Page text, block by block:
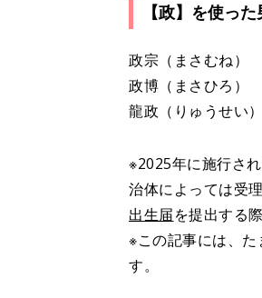
【政】を使っ
政宗（まさむね）
政博（まさひろ）
龍政（りゅうせい）
※2025年に施行さ
治体によっては受
出生届を提出する
※この記事には、た
す。